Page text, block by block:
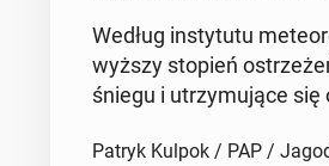
Według in­sty­tu­tu
wyż­szy stopień
śniegu i utrzy­mu­ją­ce się
Patryk Kulpok / PAP /